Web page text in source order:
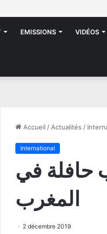
EMISSIONS VIDÉOS
Accueil / Actualités /
International
حافلة في
المغرب
2 décembre 2019